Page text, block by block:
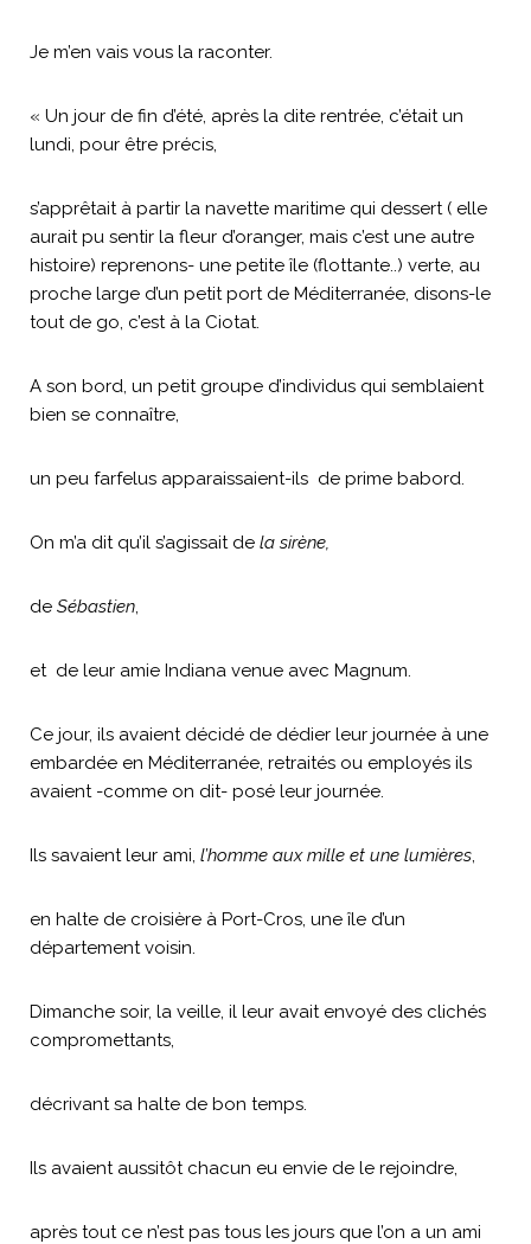
Je m’en vais vous la raconter.
« Un jour de fin d’été, après la dite rentrée, c’était un
lundi, pour être précis,
s’apprêtait à partir la navette maritime qui dessert ( elle
aurait pu sentir la fleur d’oranger, mais c’est une autre
histoire) reprenons- une petite île (flottante..) verte, au
proche large d’un petit port de Méditerranée, disons-le
tout de go, c’est à la Ciotat.
A son bord, un petit groupe d’individus qui semblaient
bien se connaître,
un peu farfelus apparaissaient-ils de prime babord.
On m’a dit qu’il s’agissait de la sirène,
de Sébastien,
et de leur amie Indiana venue avec Magnum.
Ce jour, ils avaient décidé de dédier leur journée à une
embardée en Méditerranée, retraités ou employés ils
avaient -comme on dit- posé leur journée.
Ils savaient leur ami, l’homme aux mille et une lumières,
en halte de croisière à Port-Cros, une île d’un
département voisin.
Dimanche soir, la veille, il leur avait envoyé des clichés
compromettants,
décrivant sa halte de bon temps.
Ils avaient aussitôt chacun eu envie de le rejoindre,
après tout ce n’est pas tous les jours que l’on a un ami